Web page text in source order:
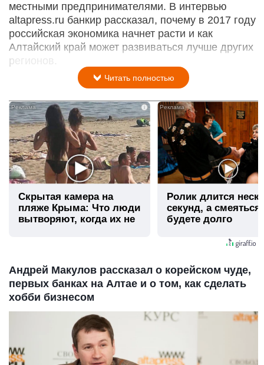
местными предпринимателями. В интервью
altapress.ru банкир рассказал, почему в 2017 году
российская экономика начнет расти и как
Алтайский край может развиваться лучше других
регионов.
Читать полностью
i
Скрытая камера на
пляже Крыма: Что люди
вытворяют, когда их не
Ролик длится
секунд, а
будете долго
Андрей Макулов рассказал о корейском чуде,
первых банках на Алтае и о том, как сделать
хобби бизнесом